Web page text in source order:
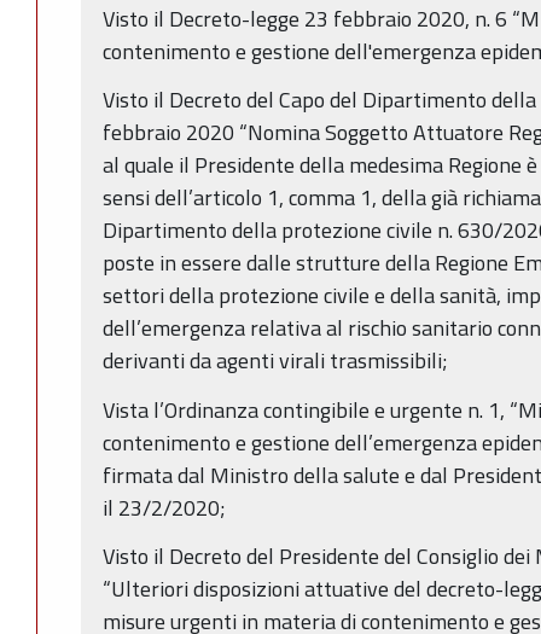
Visto il Decreto-legge 23 febbraio 2020, n. 6
contenimento e gestione dell'emergenza
Visto il Decreto del Capo del Dipartimento
febbraio 2020 “Nomina Soggetto Attuatore
al quale il Presidente della medesima Regione
sensi dell’articolo 1, comma 1, della già
Dipartimento della protezione civile n. 630/
poste in essere dalle strutture della Regione
settori della protezione civile e della sanità,
dell’emergenza relativa al rischio sanitario
derivanti da agenti virali trasmissibili;
Vista l’Ordinanza contingibile e urgente n. 1,
contenimento e gestione dell’emergenza
firmata dal Ministro della salute e dal
il 23/2/2020;
Visto il Decreto del Presidente del Consiglio
“Ulteriori disposizioni attuative del decreto-
misure urgenti in materia di contenimento e